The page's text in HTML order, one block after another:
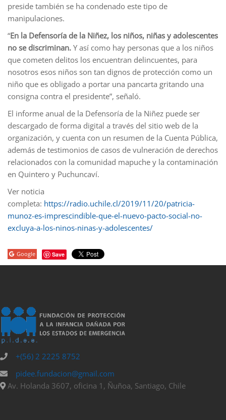
preside también se ha condenado este tipo de
manipulaciones.
“En la Defensoría de la Niñez, los niños, niñas y adolescentes
no se discriminan. Y así como hay personas que a los niños
que cometen delitos los encuentran delincuentes, para
nosotros esos niños son tan dignos de protección como un
niño que es obligado a portar una pancarta gritando una
consigna contra el presidente”, señaló.
El informe anual de la Defensoría de la Niñez puede ser
descargado de forma digital a través del sitio web de la
organización, y cuenta con un resumen de la Cuenta Pública,
además de testimonios de casos de vulneración de derechos
relacionados con la comunidad mapuche y la contaminación
en Quintero y Puchuncaví.
Ver noticia
completa: https://radio.uchile.cl/2019/11/20/patricia-
munoz-es-imprescindible-que-el-nuevo-pacto-social-no-
excluya-a-los-ninos-ninas-y-adolescentes/
Google Save
+(56) 2 2225 8752
pidee.fundacion@gmail.com
Av. Holanda 3607, oficina 1, Ñuñoa, Santiago, Chile